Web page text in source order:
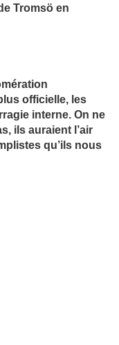
Tromsö en
officielle, les
interne. On ne
ils auraient l’air
qu’ils nous